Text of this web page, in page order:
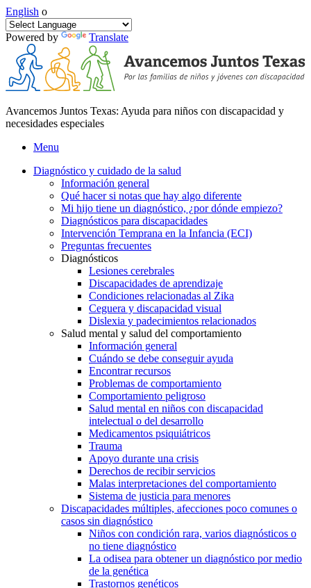
English o
Powered by Translate
Avancemos Juntos Texas: Ayuda para niños con discapacidad y
necesidades especiales
Menu
Diagnóstico y cuidado de la salud
Información general
Qué hacer si notas que hay algo diferente
Mi hijo tiene un diagnóstico, ¿por dónde empiezo?
Diagnósticos para discapacidades
Intervención Temprana en la Infancia (ECI)
Preguntas frecuentes
Diagnósticos
Lesiones cerebrales
Discapacidades de aprendizaje
Condiciones relacionadas al Zika
Ceguera y discapacidad visual
Dislexia y padecimientos relacionados
Salud mental y salud del comportamiento
Información general
Cuándo se debe conseguir ayuda
Encontrar recursos
Problemas de comportamiento
Comportamiento peligroso
Salud mental en niños con discapacidad
intelectual o del desarrollo
Medicamentos psiquiátricos
Trauma
Apoyo durante una crisis
Derechos de recibir servicios
Malas interpretaciones del comportamiento
Sistema de justicia para menores
Discapacidades múltiples, afecciones poco comunes o
casos sin diagnóstico
Niños con condición rara, varios diagnósticos o
no tiene diagnóstico
La odisea para obtener un diagnóstico por medio
de la genética
Trastornos genéticos